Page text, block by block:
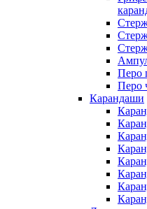
Перо
Перо
Карандаши